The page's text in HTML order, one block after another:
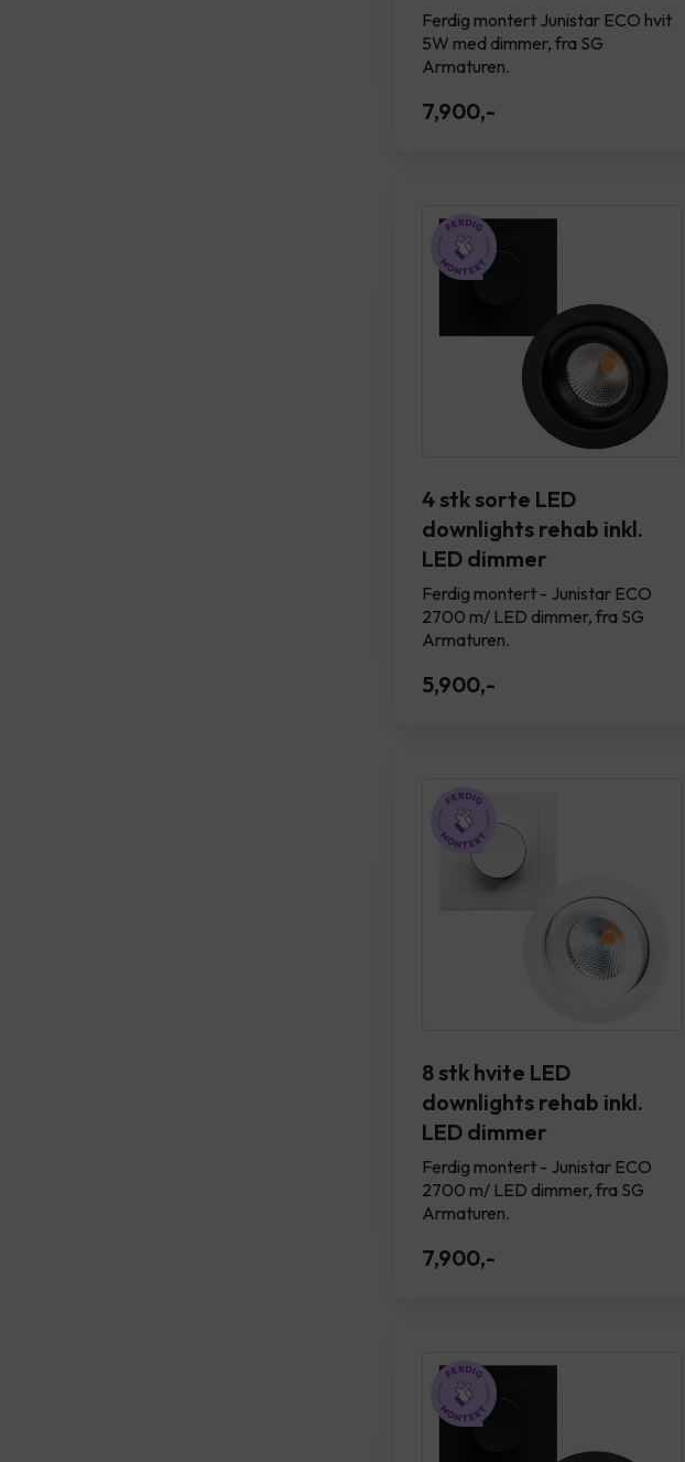
Ferdig montert Junistar ECO hvit
5W med dimmer, fra SG
Armaturen.
7,900,-
4 stk sorte LED
downlights rehab inkl.
LED dimmer
Ferdig montert - Junistar ECO
2700 m/ LED dimmer, fra SG
Armaturen.
5,900,-
8 stk hvite LED
downlights rehab inkl.
LED dimmer
Ferdig montert - Junistar ECO
2700 m/ LED dimmer, fra SG
Armaturen.
7,900,-